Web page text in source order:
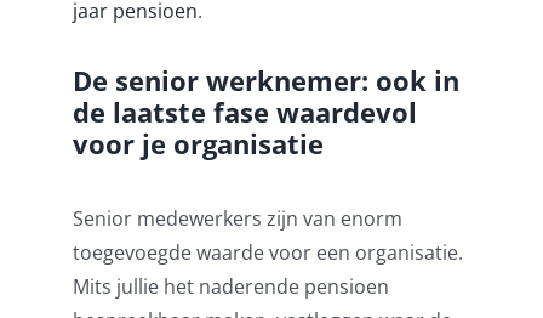
jaar pensioen.
De senior werknemer: ook in
de laatste fase waardevol
voor je organisatie
Senior medewerkers zijn van enorm
toegevoegde waarde voor een organisatie.
Mits jullie het naderende pensioen